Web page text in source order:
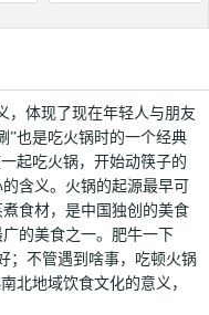
，体现了现在年轻人与朋友
”也是吃火锅时的一个经典
起吃火锅，开始动筷子的
含义。火锅的起源最早可
食材，是中国独创的美食
的美食之一。肥牛一下
；不管遇到啥事，吃顿火锅
北地域饮食文化的意义，